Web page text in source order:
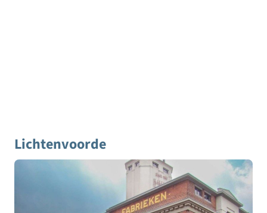
Lichtenvoorde